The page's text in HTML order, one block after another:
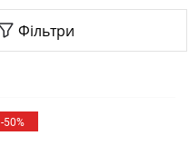
Фільтри
-50%